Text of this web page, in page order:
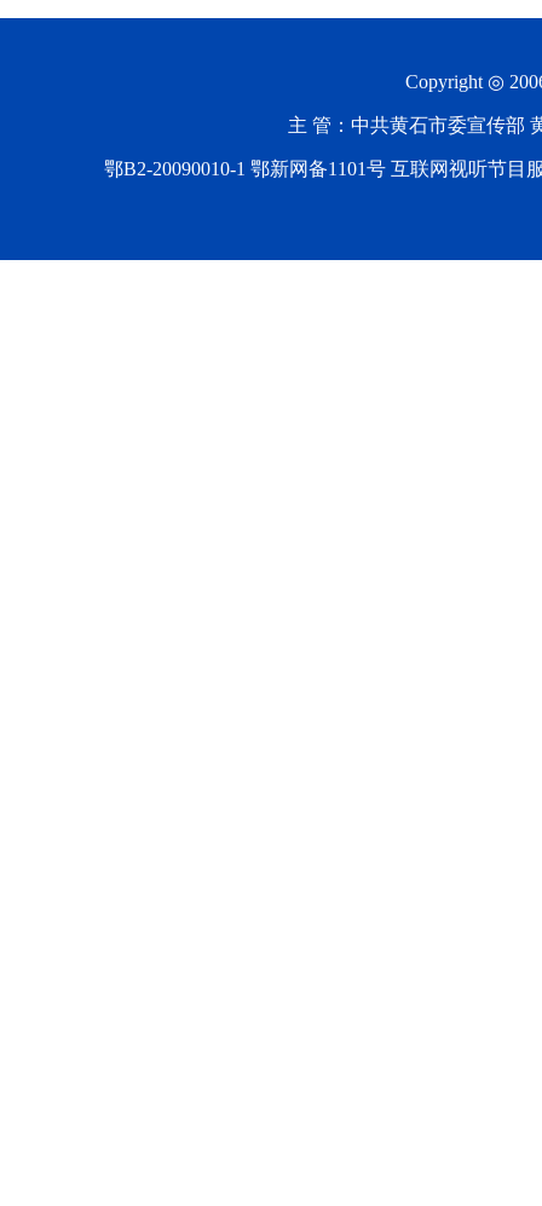
Copyright ◎
主 管：中共黄石市委宣传部
鄂B2-20090010-1 鄂新网备1101号 互联网视听节目